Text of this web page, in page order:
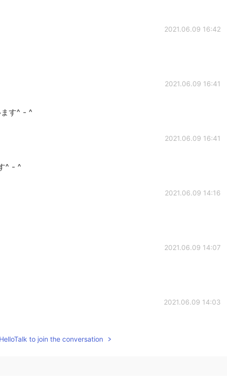
2021.06.09 16:42
2021.06.09 16:41
ます^ - ^
2021.06.09 16:41
^ - ^
2021.06.09 14:16
2021.06.09 14:07
2021.06.09 14:03
to join the conversation